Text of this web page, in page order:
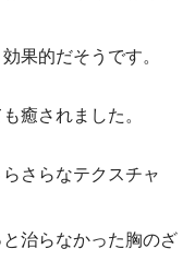
果的だそうです。
癒されました。
さらなテクスチャ
治らなかった胸のざ